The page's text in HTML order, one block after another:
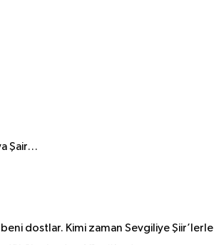
Şair…
dostlar. Kimi zaman Sevgiliye Şiir’lerle